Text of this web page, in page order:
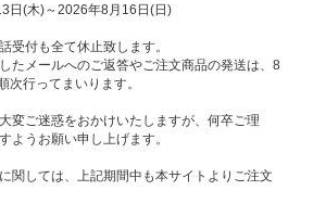
日(木)～2026年8月16日(日)
受付も全て休止致します。
たメールへのご返答やご注文商品の発送は、8
次行ってまいります。
変ご迷惑をおかけいたしますが、何卒ご理
ようお願い申し上げます。
関しては、上記期間中も本サイトよりご注文